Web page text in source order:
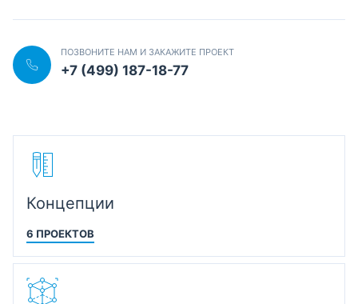
ПОЗВОНИТЕ НАМ И ЗАКАЖИТЕ ПРОЕКТ
+7 (499) 187-18-77
Концепции
6 ПРОЕКТОВ